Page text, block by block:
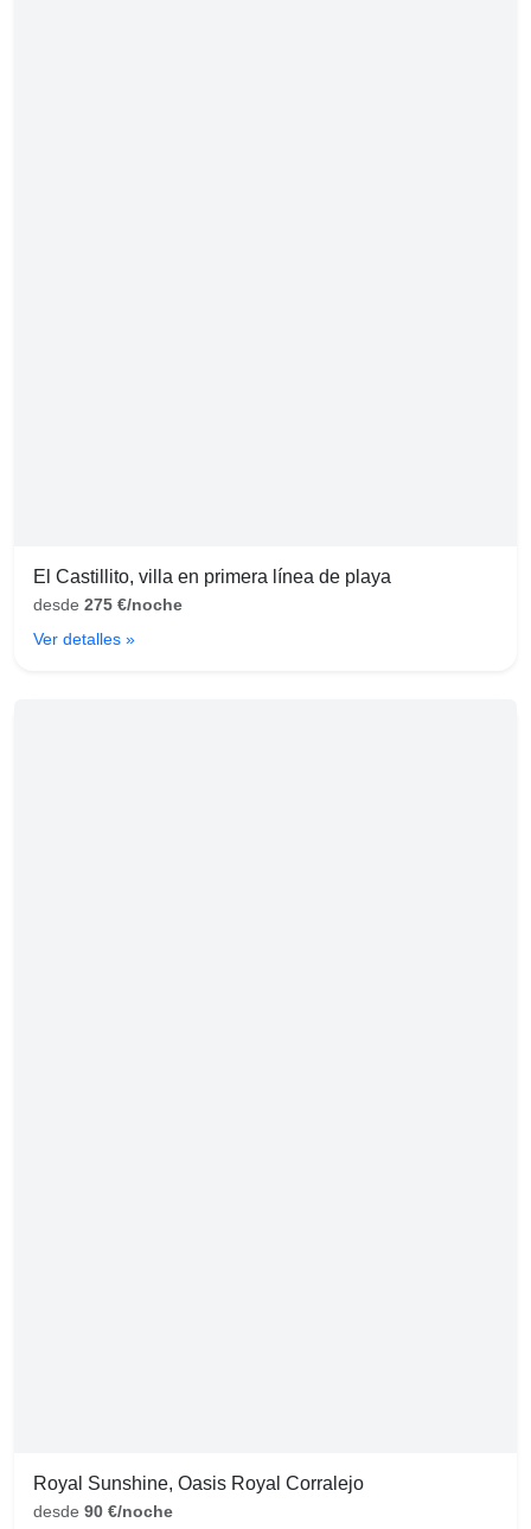
El Castillito, villa en primera línea de playa
desde 275 €/noche
Ver detalles »
Royal Sunshine, Oasis Royal Corralejo
desde 90 €/noche